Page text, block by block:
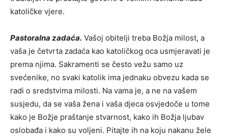
katoličke vjere.
Pastoralna zadaća. Vašoj obitelji treba Božja milost, a
vaša je četvrta zadaća kao katoličkog oca usmjeravati je
prema njima. Sakramenti se često vežu samo uz
svećenike, no svaki katolik ima jednaku obvezu kada se
radi o sredstvima milosti. Na vama je, a ne na vašem
susjedu, da se vaša žena i vaša djeca osvjedoče u tome
kako je Božje praštanje stvarnost, kako ih Božja ljubav
oslobađa i kako su voljeni. Pitajte ih na koju nakanu žele